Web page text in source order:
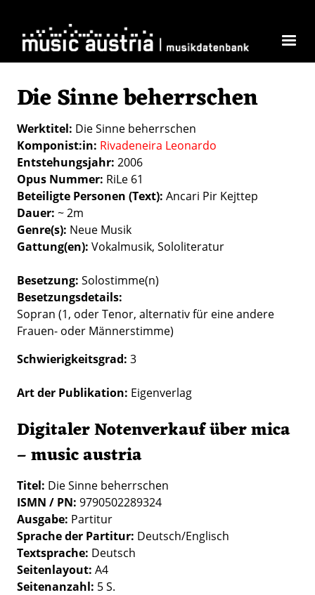
Die Sinne beherrschen
Werktitel Die Sinne beherrschen
Komponist:in Rivadeneira Leonardo
Entstehungsjahr 2006
Opus Nummer RiLe 61
Beteiligte Personen (Text) Ancari Pir Kejttep
Dauer ~ 2m
Genre(s) Neue Musik
Gattung(en) Vokalmusik Sololiteratur
Besetzung Solostimme(n)
Besetzungsdetails
Sopran (1, oder Tenor, alternativ für eine andere
Frauen- oder Männerstimme)
Schwierigkeitsgrad 3
Art der Publikation Eigenverlag
Digitaler Notenverkauf über mica
– music austria
Titel: Die Sinne beherrschen
ISMN / PN: 9790502289324
Ausgabe: Partitur
Sprache der Partitur: Deutsch/Englisch
Textsprache: Deutsch
Seitenlayout: A4
Seitenanzahl: 5 S.